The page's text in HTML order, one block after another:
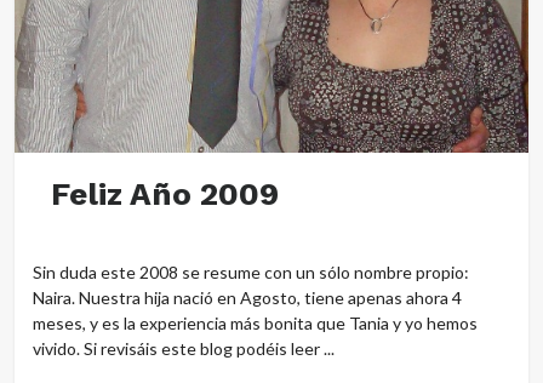
Feliz Año 2009
Sin duda este 2008 se resume con un sólo nombre propio:
Naira. Nuestra hija nació en Agosto, tiene apenas ahora 4
meses, y es la experiencia más bonita que Tania y yo hemos
vivido. Si revisáis este blog podéis leer ...